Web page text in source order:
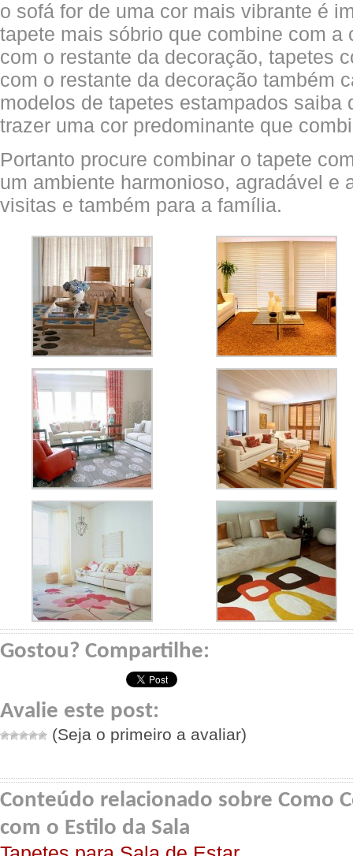
o sofá for de uma cor mais vibrante é
tapete mais sóbrio que combine com a
com o restante da decoração, tapetes
com o restante da decoração também
modelos de tapetes estampados saiba
trazer uma cor predominante que
Portanto procure combinar o tapete
um ambiente harmonioso, agradável e
visitas e também para a família.
Gostou? Compartilhe:
Avalie este post:
(Seja o primeiro a avaliar)
Conteúdo relacionado sobre Como
com o Estilo da Sala